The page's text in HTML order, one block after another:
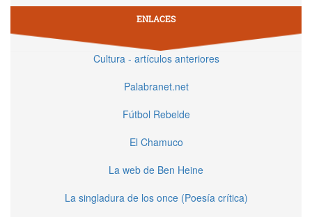
ENLACES
Cultura - artículos anteriores
Palabranet.net
Fútbol Rebelde
El Chamuco
La web de Ben Heine
La singladura de los once (Poesía crítica)